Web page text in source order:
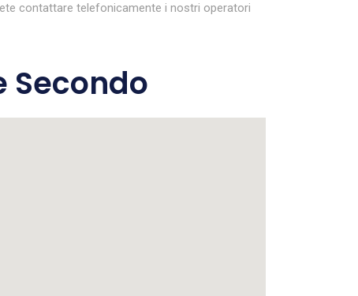
contattare telefonicamente i nostri operatori
Secondo